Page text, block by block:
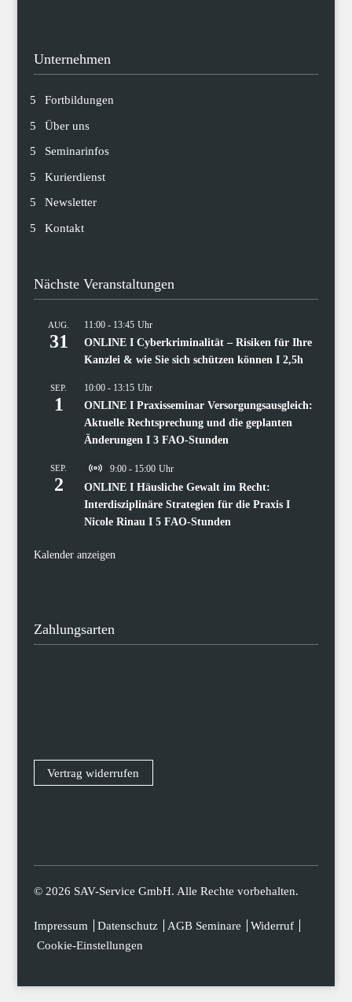
Unternehmen
Fortbildungen
Über uns
Seminarinfos
Kurierdienst
Newsletter
Kontakt
Nächste Veranstaltungen
AUG.
31
11:00- 13:45
ONLINE I Cyberkriminalität – Risiken für Ihre
Kanzlei & wie Sie sich schützen können I 2,5h
SEP.
1
10:00- 13:15
ONLINE I Praxisseminar Versorgungsausgleich:
Aktuelle Rechtsprechung und die geplanten
Änderungen I 3 FAO-Stunden
SEP.
2
Virtual
Veranstaltung
9:00- 15:00
ONLINE I Häusliche Gewalt im Recht:
Interdisziplinäre Strategien für die Praxis I
Nicole Rinau I 5 FAO-Stunden
Kalender anzeigen
Zahlungsarten
Vertrag widerrufen
© 2026 SAV-Service GmbH. Alle Rechte vorbehalten.
Impressum Datenschutz AGB Seminare
Widerruf
Cookie-Einstellungen